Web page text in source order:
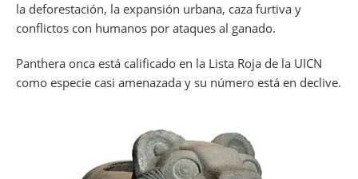
la deforestación, la expansión urbana, caza furtiva y
conflictos con humanos por ataques al ganado.
Panthera onca está calificado en la Lista Roja de la UICN
como especie casi amenazada y su número está en declive.